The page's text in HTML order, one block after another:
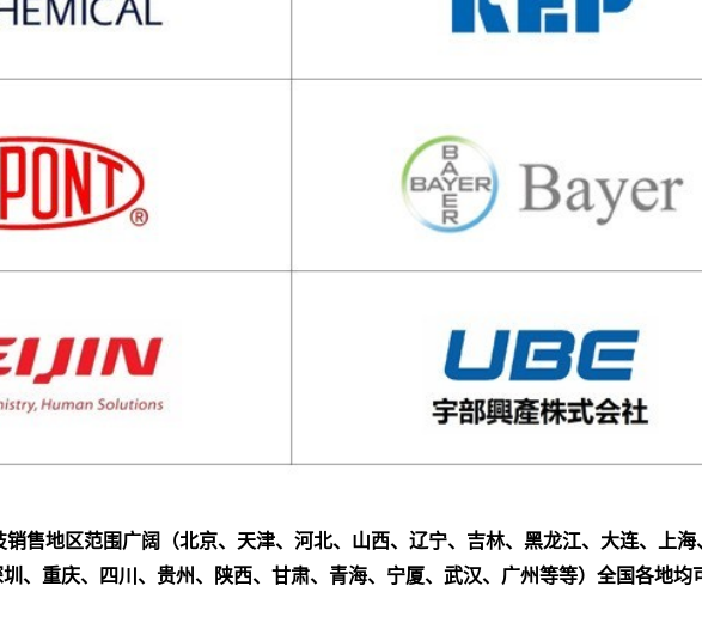
销售地区范围广阔（北京、天津、河北、山西、辽宁、吉林、黑龙江、大连、上
、重庆、四川、贵州、陕西、甘肃、青海、宁厦、武汉、广州等等）全国各地均